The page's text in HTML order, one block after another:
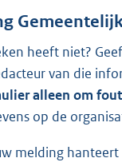
heeft niet?
van die
alleen om
op de
melding